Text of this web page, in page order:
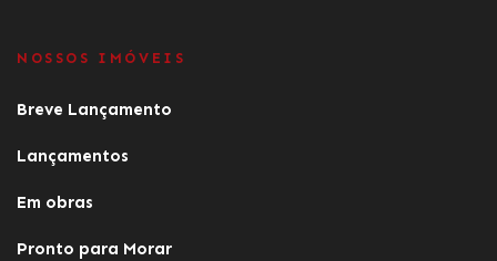
NOSSOS IMÓVEIS
Breve Lançamento
Lançamentos
Em obras
Pronto para Morar